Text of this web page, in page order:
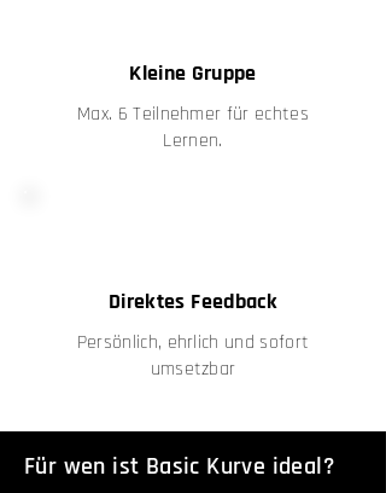
Kleine Gruppe
Max. 6 Teilnehmer für echtes
Lernen.
Direktes Feedback
Persönlich, ehrlich und sofort
umsetzbar
Für wen ist Basic Kurve ideal?